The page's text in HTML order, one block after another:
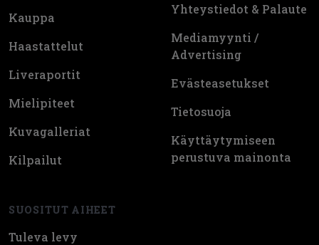
Kauppa
Haastattelut
Liveraportit
Mielipiteet
Kuvagalleriat
Kilpailut
SUOSITUT AIHEET
Tuleva levy
Yhteystiedot & Palaute
Mediamyynti /
Advertising
Evästeasetukset
Tietosuoja
Käyttäytymiseen
perustuva mainonta